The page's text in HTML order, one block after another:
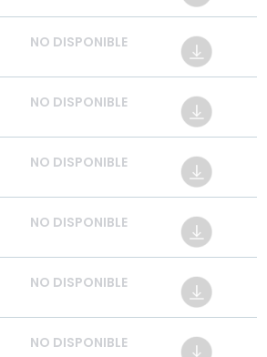
NO DISPONIBLE
NO DISPONIBLE
NO DISPONIBLE
NO DISPONIBLE
NO DISPONIBLE
NO DISPONIBLE